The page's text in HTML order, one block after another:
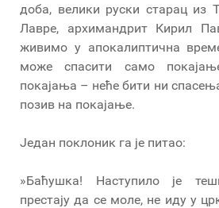
доба, велики руски старац из
Лавре, архимандрит Кирил
живимо у апокалиптична
може спасити само
покајања – неће бити ни
позив на покајање.
Један поклоник га је питао:
»Баћушка! Наступило је
престају да се моле, не иду у